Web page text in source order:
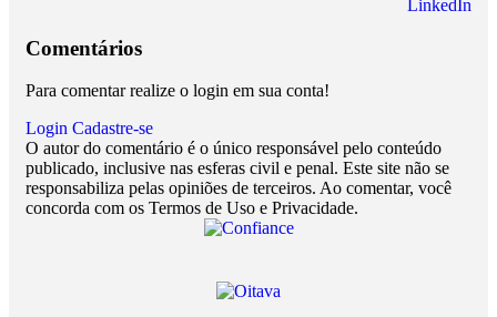
LinkedIn
Comentários
Para comentar realize o login em sua conta!
Login Cadastre-se
O autor do comentário é o único responsável pelo conteúdo
publicado, inclusive nas esferas civil e penal. Este site não se
responsabiliza pelas opiniões de terceiros. Ao comentar, você
concorda com os Termos de Uso e Privacidade.